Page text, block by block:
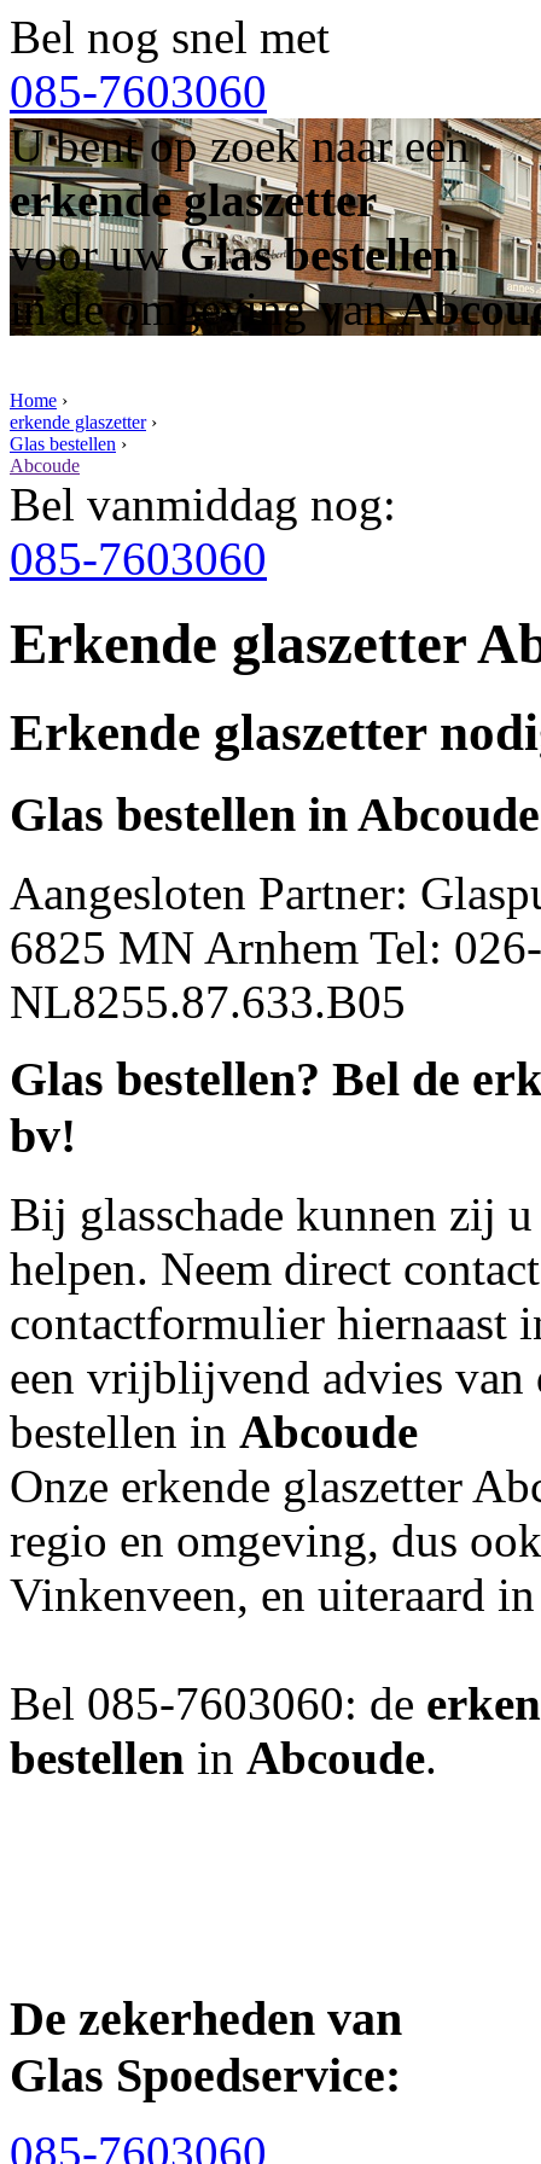
Bel nog snel met
085-7603060
U bent op zoek naar een
erkende glaszetter
voor uwGlas bestellen
in de omgeving van
Home ›
erkende glaszetter›
Glas bestellen ›
Abcoude
Bel vanmiddag nog:
085-7603060
Erkende glaszetter
Erkende glaszetter
Glas bestellen inAbcoude
Aangesloten Partner:
6825 MN Arnhem Tel:
NL8255.87.633.B05
Glas bestellen? Bel de
bv!
Bij glasschade kunnen zij
helpen. Neem direct
contactformulier hiernaast
een vrijblijvend advies
bestellen in Abcoude
Onze erkende glaszetter
regio en omgeving, dus
Vinkenveen, en uiteraard
Bel 085-7603060: de
bestellen in Abcoude.
De zekerheden van
Glas Spoedservice:
085-7603060